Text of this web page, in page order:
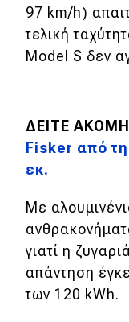
Classic
DRIVE Away
MOTO
Οδηγός αγοράς
97 km/h)
τελική
Model S δεν
ΔΕΙΤΕ ΑΚΟΜΗ
Fisker από
εκ.
Με
γιατί η
απάντηση
των 120 kWh.